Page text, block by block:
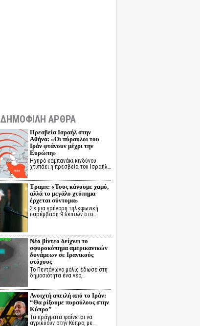
ΔΗΜΟΦΙΛΗ ΑΡΘΡΑ
Πρεσβεία Ισραήλ στην
Αθήνα: «Οι πύραυλοι του
Ιράν φτάνουν μέχρι την
Ευρώπη»
Ηχηρό καμπανάκι κινδύνου
χτυπάει η πρεσβεία του Ισραήλ…
Τραμπ: «Τους κάνουμε χαμό,
αλλά το μεγάλο χτύπημα
έρχεται σύντομα»
Σε μια γρήγορη τηλεφωνική
παρέμβαση 9 λεπτών στο…
Νέο βίντεο δείχνει το
σφυροκόπημα αμερικανικών
δυνάμεων σε Ιρανικούς
στόχους
Το Πεντάγωνο μόλις έδωσε στη
δημοσιότητα ένα νέο,…
Ανοιχτή απειλή από το Ιράν:
“Θα ρίξουμε πυραύλους στην
Κύπρο”
Τα πράγματα φαίνεται να
αγριεύουν στην Κύπρο, με…